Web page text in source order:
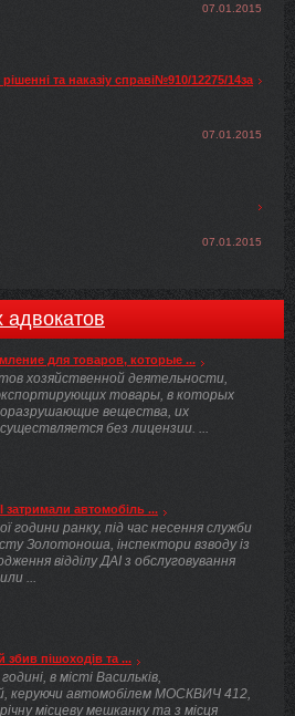
07.01.2015
та наказіу справі№910/12275/14за
07.01.2015
07.01.2015
для товаров, которые ...
хозяйственной деятельности,
товары, в которых
вещества, их
без лицензии. ...
затримали автомобіль ...
години ранку, під час несення служби
Золотоноша, інспектори взводу із
відділу ДАІ з обслуговування
...
збив пішоходів та ...
в місті Васильків,
керуючи автомобілем МОСКВИЧ 412,
місцеву мешканку та з місця